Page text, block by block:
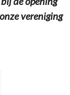
vereniging